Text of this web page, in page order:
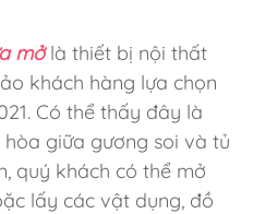
mở là thiết bị nội thất
khách hàng lựa chọn
Có thể thấy đây là
giữa gương soi và tủ
quý khách có thể mở
lấy các vật dụng, đồ